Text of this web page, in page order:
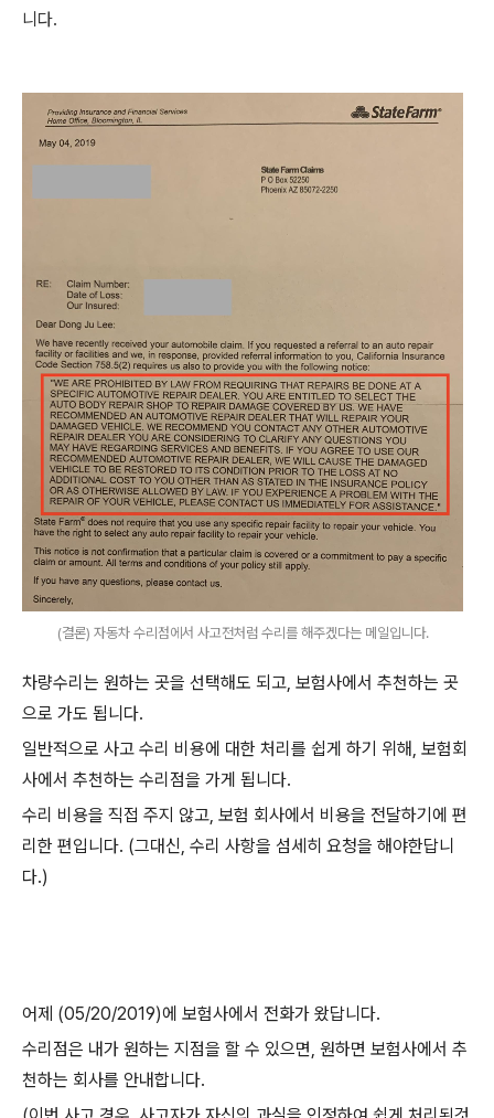
니다.
(결론) 자동차 수리점에서 사고전처럼 수리를 해주겠다는 메일입니다.
차량수리는 원하는 곳을 선택해도 되고, 보험사에서 추천하는 곳
으로 가도 됩니다.
일반적으로 사고 수리 비용에 대한 처리를 쉽게 하기 위해, 보험회
사에서 추천하는 수리점을 가게 됩니다.
수리 비용을 직접 주지 않고, 보험 회사에서 비용을 전달하기에 편
리한 편입니다. (그대신, 수리 사항을 섬세히 요청을 해야한답니
다.)
어제 (05/20/2019)에 보험사에서 전화가 왔답니다.
수리점은 내가 원하는 지점을 할 수 있으면, 원하면 보험사에서 추
천하는 회사를 안내합니다.